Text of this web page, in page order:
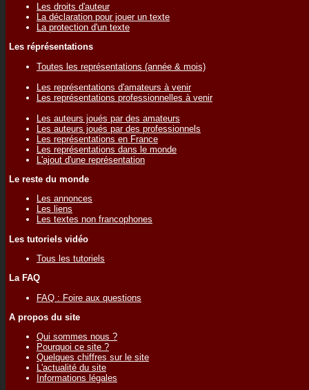
Les droits d'auteur
La déclaration pour jouer un texte
La protection d'un texte
Les réprésentations
Toutes les représentations (année & mois)
Les représentations d'amateurs à venir
Les représentations professionnelles à venir
Les auteurs joués par des amateurs
Les auteurs joués par des professionnels
Les représentations en France
Les représentations dans le monde
L'ajout d'une représentation
Le reste du monde
Les annonces
Les liens
Les textes non francophones
Les tutoriels vidéo
Tous les tutoriels
La FAQ
FAQ : Foire aux questions
A propos du site
Qui sommes nous ?
Pourquoi ce site ?
Quelques chiffres sur le site
L'actualité du site
Informations légales